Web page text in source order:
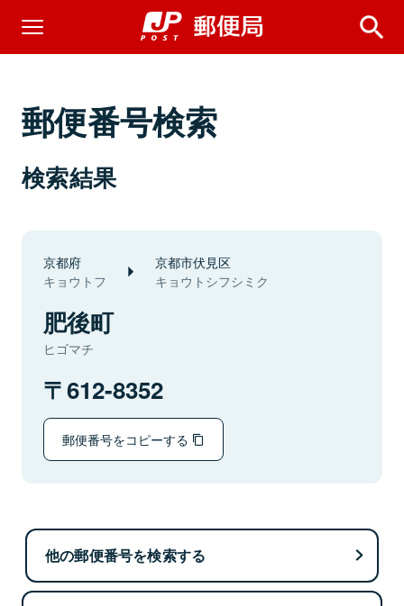
郵便番号検索
検索結果
京都府
キョウトフ
京都市伏見区
キョウトシフシミク
肥後町
ヒゴマチ
612-8352
郵便番号をコピーする
他の郵便番号を検索する